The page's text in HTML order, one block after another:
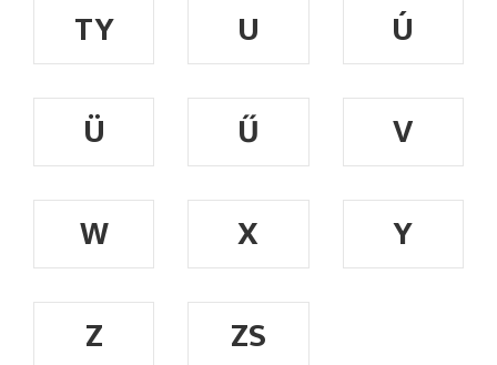
TY
U
Ú
Ü
Ű
V
W
X
Y
Z
ZS